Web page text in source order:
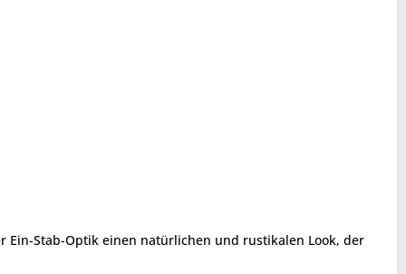
Stab-Optik einen natürlichen und rustikalen Look, der